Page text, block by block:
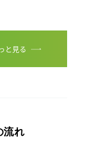
と見る
流れ